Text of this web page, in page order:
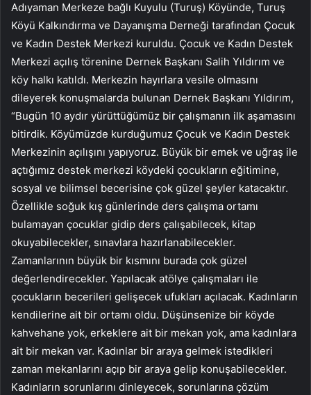
Adıyaman Merkeze bağlı Kuyulu (Turuş) Köyünde, Turuş
Köyü Kalkındırma ve Dayanışma Derneği tarafından Çocuk
ve Kadın Destek Merkezi kuruldu. Çocuk ve Kadın Destek
Merkezi açılış törenine Dernek Başkanı Salih Yıldırım ve
köy halkı katıldı. Merkezin hayırlara vesile olmasını
dileyerek konuşmalarda bulunan Dernek Başkanı Yıldırım,
“Bugün 10 aydır yürüttüğümüz bir çalışmanın ilk aşamasını
bitirdik. Köyümüzde kurduğumuz Çocuk ve Kadın Destek
Merkezinin açılışını yapıyoruz. Büyük bir emek ve uğraş ile
açtığımız destek merkezi köydeki çocukların eğitimine,
sosyal ve bilimsel becerisine çok güzel şeyler katacaktır.
Özellikle soğuk kış günlerinde ders çalışma ortamı
bulamayan çocuklar gidip ders çalışabilecek, kitap
okuyabilecekler, sınavlara hazırlanabilecekler.
Zamanlarının büyük bir kısmını burada çok güzel
değerlendirecekler. Yapılacak atölye çalışmaları ile
çocukların becerileri gelişecek ufukları açılacak. Kadınların
kendilerine ait bir ortamı oldu. Düşünsenize bir köyde
kahvehane yok, erkeklere ait bir mekan yok, ama kadınlara
ait bir mekan var. Kadınlar bir araya gelmek istedikleri
zaman mekanlarını açıp bir araya gelip konuşabilecekler.
Kadınların sorunlarını dinleyecek, sorunlarına çözüm